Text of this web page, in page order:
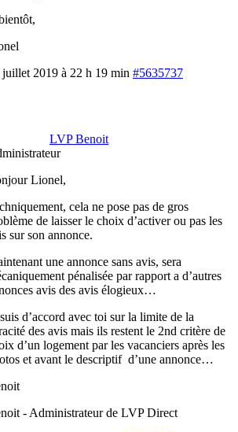
juillet 2019 à 22 h 19 min #5635737
LVP Benoit
Lionel,
cela ne pose pas de gros
de laisser le choix d’activer ou pas les
sur son annonce.
une annonce sans avis, sera
pénalisée par rapport a d’autres
avis des avis élogieux…
d’accord avec toi sur la limite de la
des avis mais ils restent le 2nd critère de
d’un logement par les vacanciers après les
et avant le descriptif d’une annonce…
- Administrateur de LVP Direct